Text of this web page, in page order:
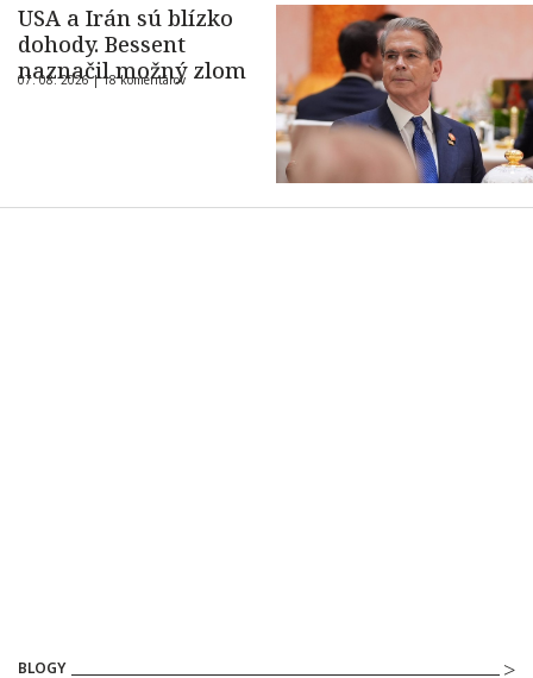
USA a Irán sú blízko
dohody. Bessent
naznačil možný zlom
07. 08. 2026 |18 komentárov
BLOGY